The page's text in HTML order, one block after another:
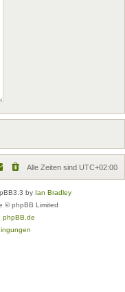
Alle Zeiten sind UTC+02:00
by Ian Bradley
© phpBB Limited
phpBB.de